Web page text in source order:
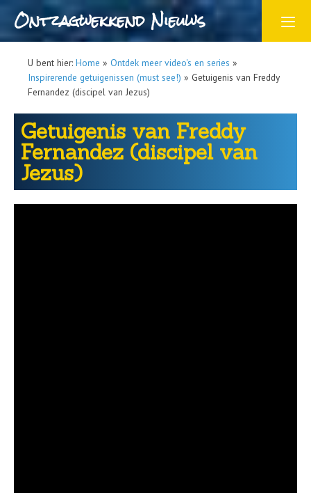
Ontzagwekkend Nieuws
U bent hier: Home » Ontdek meer video's en series »
Inspirerende getuigenissen (must see!) » Getuigenis van Freddy
Fernandez (discipel van Jezus)
Getuigenis van Freddy
Fernandez (discipel van
Jezus)